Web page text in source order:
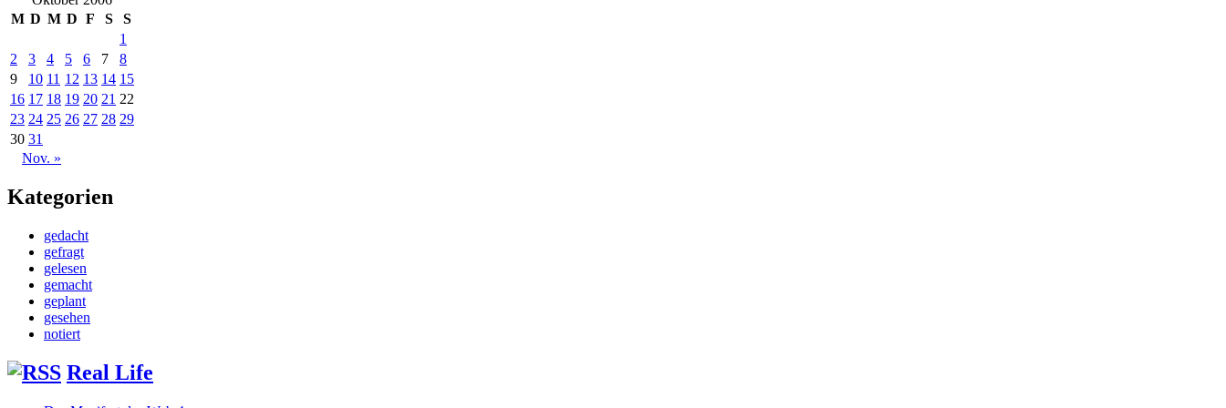
M D M D F S
S
1
2
3 4 5 6 7
8
9
10 11 12 13 14 15
16 17 18 19 20 21 22
23 24 25 26 27 28 29
30 31
Nov. »
Kategorien
gedacht
gefragt
gelesen
gemacht
geplant
gesehen
notiert
Real Life